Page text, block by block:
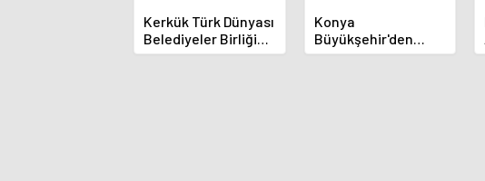
Kerkük Türk Dünyası
Belediyeler Birliği
Üyesi Oldu
Konya
Büyükşehir'den
Alanya Yangınına